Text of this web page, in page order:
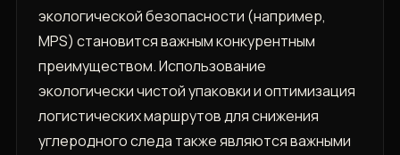
экологической безопасности (например,
MPS) становится важным конкурентным
преимуществом. Использование
экологически чистой упаковки и оптимизация
логистических маршрутов для снижения
углеродного следа также являются важными